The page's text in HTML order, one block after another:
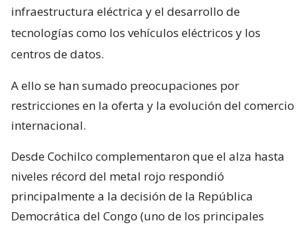
infraestructura eléctrica y el desarrollo de
tecnologías como los vehículos eléctricos y los
centros de datos.
A ello se han sumado preocupaciones por
restricciones en la oferta y la evolución del comercio
internacional.
Desde Cochilco complementaron que el alza hasta
niveles récord del metal rojo respondió
principalmente a la decisión de la República
Democrática del Congo (uno de los principales